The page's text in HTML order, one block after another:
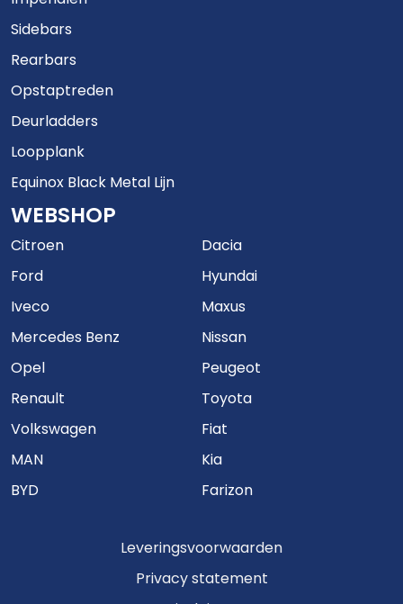
Sidebars
Rearbars
Opstaptreden
Deurladders
Loopplank
Equinox Black Metal Lijn
WEBSHOP
Citroen
Dacia
Ford
Hyundai
Iveco
Maxus
Mercedes Benz
Nissan
Opel
Peugeot
Renault
Toyota
Volkswagen
Fiat
MAN
Kia
BYD
Farizon
Leveringsvoorwaarden
Privacy statement